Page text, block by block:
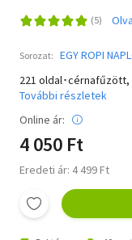
Sorozat: EGY ROPI
221 oldal･cérnafűzött,
További részletek
Online ár:
4 050 Ft
Eredeti ár: 4 499 Ft